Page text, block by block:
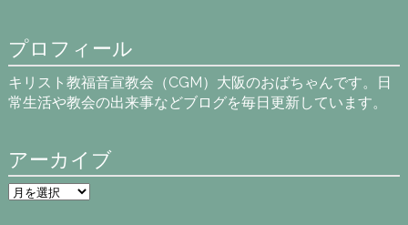
プロフィール
キリスト教福音宣教会（CGM）大阪のおばちゃんです。日
常生活や教会の出来事などブログを毎日更新しています。
アーカイブ
ア
ー